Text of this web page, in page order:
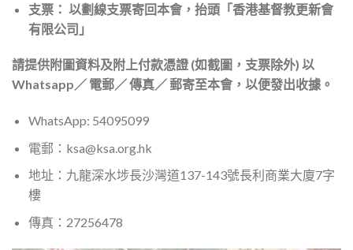
支票： 以劃線支票寄回本會，抬頭「香港基督教更新會
有限公司」
請提供附圖資料及附上付款憑證 (如截圖，支票除外) 以
Whatsapp／ 電郵／ 傳真／ 郵寄至本會，以便發出收據。
WhatsApp: 54095099
電郵： ksa@ksa.org.hk
地址：九龍深水埗長沙灣道137-143號長利商業大廈7字
樓
傳真：27256478